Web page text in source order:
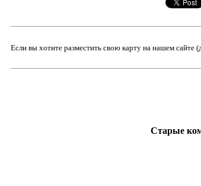
Если вы хотите разместить свою карту на нашем сайте
Старые